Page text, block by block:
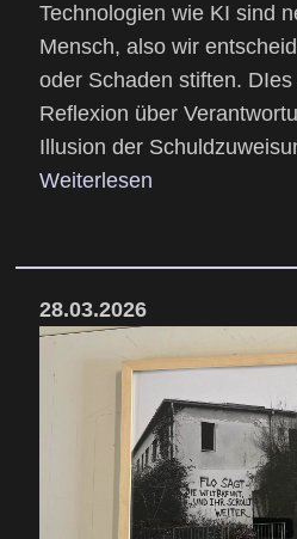
Technologien wie KI sind
Mensch, also wir
oder Schaden stiften.
Reflexion über
Illusion der
Weiterlesen
28.03.2026